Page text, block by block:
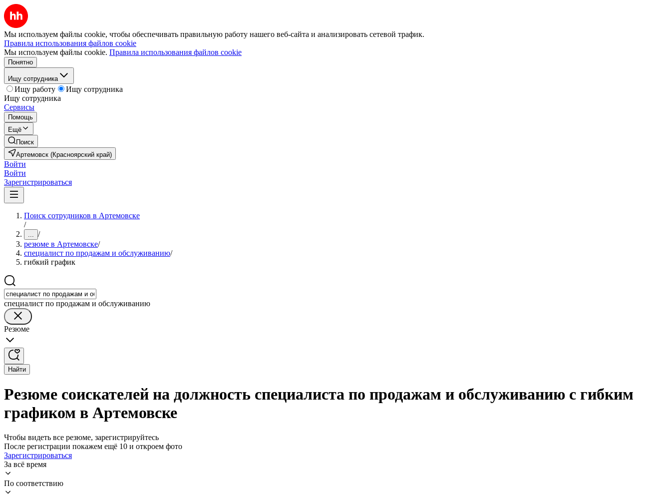
Мы используем файлы cookie, чтобы обеспечивать правильную работу нашего веб-сайта и анализировать сетевой трафик.
Правила использования файлов cookie
Мы используем файлы cookie. Правила использования файлов cookie
Понятно
Ищу сотрудника
Ищу работу
Ищу сотрудника
Ищу сотрудника
Сервисы
Помощь
Ещё
Поиск
Артемовск (Красноярский край)
Войти
Войти
Зарегистрироваться
Поиск сотрудников в Артемовске
/
... /
резюме в Артемовске/
специалист по продажам и обслуживанию/
гибкий график
специалист по продажам и обслуживанию
Резюме
Найти
Резюме соискателей на должность специалиста по продажам и обслуживанию с гибким
графиком в Артемовске
Чтобы видеть все резюме, зарегистрируйтесь
После регистрации покажем ещё 10 и откроем фото
Зарегистрироваться
За всё время
По соответствию